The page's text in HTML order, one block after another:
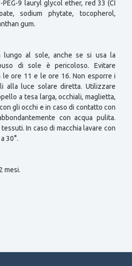
9 lauryl glycol ether, red 33 (CI
sodium phytate, tocopherol,
gum.
lungo al sole, anche se si usa la
di sole è pericoloso. Evitare
ore 11 e le ore 16. Non esporre i
alla luce solare diretta. Utilizzare
a tesa larga, occhiali, maglietta,
gli occhi e in caso di contatto con
con acqua pulita.
In caso di macchia lavare con
30°.
mesi.